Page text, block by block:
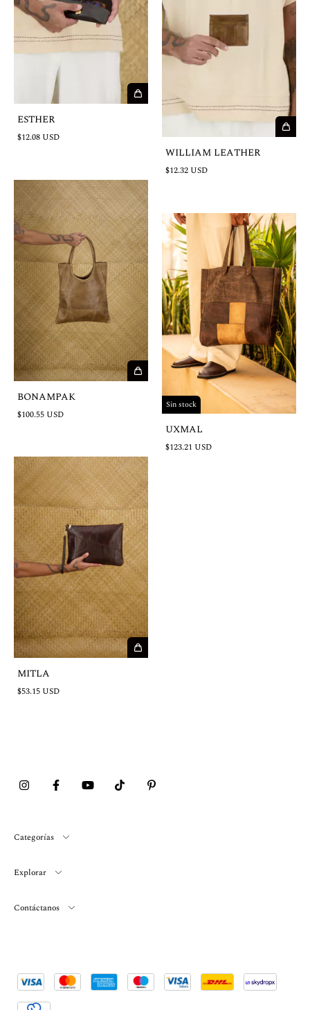
ESTHER
$12.08 USD
WILLIAM LEATHER
$12.32 USD
BONAMPAK
$100.55 USD
Sin stock
UXMAL
$123.21 USD
MITLA
$53.15 USD
Categorías
Explorar
Contáctanos